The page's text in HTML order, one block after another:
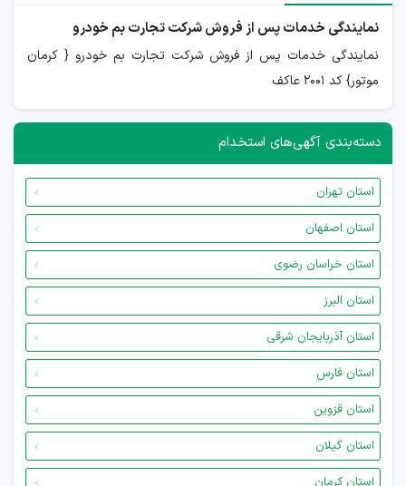
نمایندگی خدمات پس از فروش شرکت تجارت بم خودرو
نمایندگی خدمات پس از فروش شرکت تجارت بم خودرو { کرمان
موتور} کد 2001 عاکف
دسته‌بندی آگهی‌های استخدام
استان تهران
استان اصفهان
استان خراسان رضوی
استان البرز
استان آذربایجان شرقی
استان فارس
استان قزوین
استان گیلان
استان کرمان